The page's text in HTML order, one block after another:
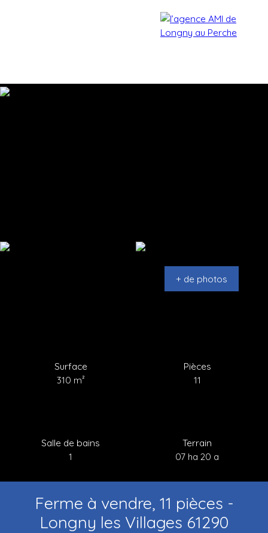
+ de photos
Surface
310 m²
Pièces
11
Salle de bains
1
Terrain
07 ha 20 a
Ferme à vendre, 11 pièces -
Longny les Villages 61290